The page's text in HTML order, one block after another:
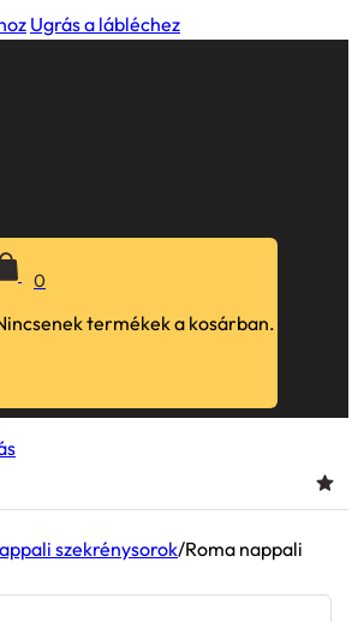
Ugrás a lábléchez
0
termékek a kosárban.
szekrénysorok/Roma nappali